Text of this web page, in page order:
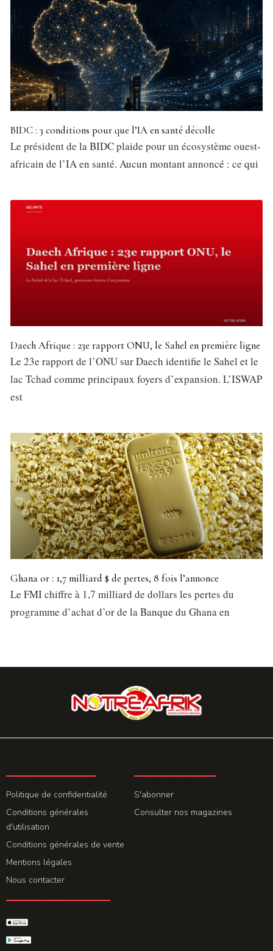
BIDC : 3 conditions pour que l’IA en santé décolle
Le président de la BIDC plaide pour un écosystème ouest-
africain de l’IA en santé. Aucun montant annoncé : ce qui
Daech Afrique : 23e rapport ONU, le Sahel en première ligne
Le 23e rapport de l’ONU sur Daech identifie le Sahel et le
lac Tchad comme principaux foyers d’expansion. L’ISWAP
est
Ghana or : 1,7 milliard $ de pertes, 8 fois l’annonce
Le FMI chiffre à 1,7 milliard de dollars les pertes du
programme d’achat d’or de la Banque du Ghana en
Politique de confidentialité
Conditions générales
d'utilisation
Conditions générales de vente
Mentions légales
Nous contacter
S'abonner
Consulter nos magazines